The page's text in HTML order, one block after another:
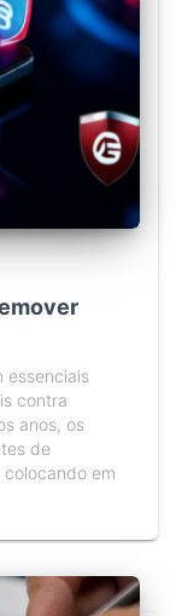
essenciais
contra
anos, os
de
em